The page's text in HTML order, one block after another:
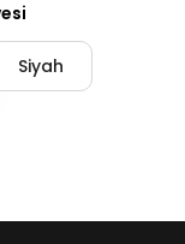
Siyah